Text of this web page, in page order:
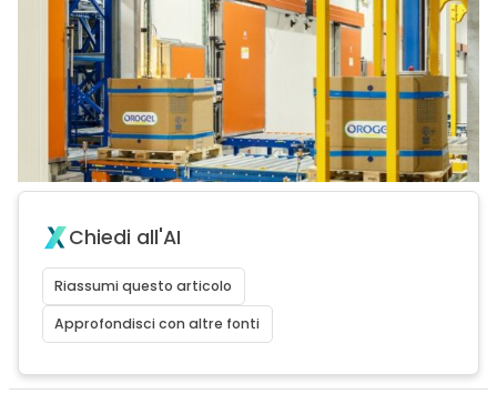
Chiedi all'AI
Riassumi questo articolo
Approfondisci con altre fonti